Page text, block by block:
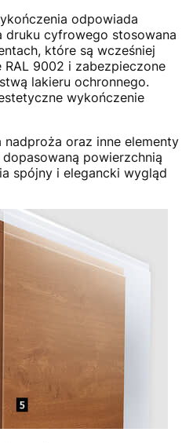
odpowiada
druku cyfrowego stosowana
które są wcześniej
9002 i zabezpieczone
lakieru ochronnego.
wykończenie
oraz inne elementy
powierzchnią
spójny i elegancki wygląd